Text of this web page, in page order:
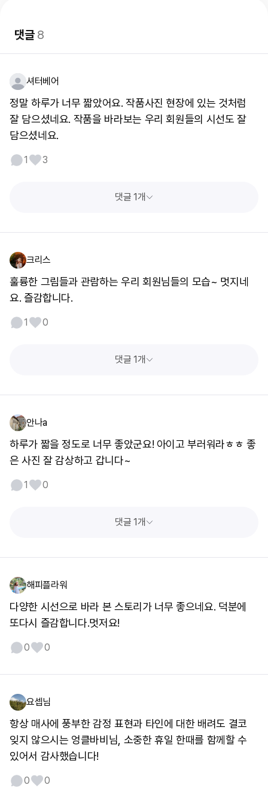
댓글8
셔터베어
정말 하루가 너무 짧았어요. 작품사진 현장에 있는 것처럼
잘 담으셨네요. 작품을 바라보는 우리 회원들의 시선도 잘
담으셨네요.
1 3
댓글 1개
크리스
훌륭한 그림들과 관람하는 우리 회원님들의 모습~ 멋지네
요. 즐감합니다.
1 0
댓글 1개
안나a
하루가 짧을 정도로 너무 좋았군요! 아이고 부러워라ㅎㅎ 좋
은 사진 잘 감상하고 갑니다~
1 0
댓글 1개
해피플라워
다양한 시선으로 바라 본 스토리가 너무 좋으네요. 덕분에
또다시 즐감합니다.멋저요!
0 0
요셉님
항상 매사에 풍부한 감정 표현과 타인에 대한 배려도 결코
잊지 않으시는 엉클바비님, 소중한 휴일 한때를 함께할 수
있어서 감사했습니다!
0 0